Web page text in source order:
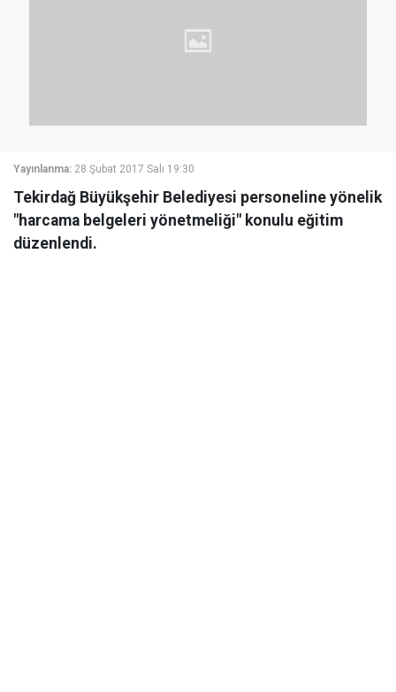
Yayınlanma: 28 Şubat 2017 Salı 19:30
Tekirdağ Büyükşehir Belediyesi personeline yönelik
"harcama belgeleri yönetmeliği" konulu eğitim
düzenlendi.